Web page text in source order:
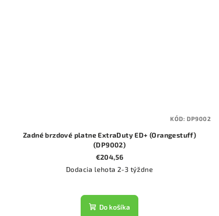
Zadné brzdové platne ExtraDuty ED+ (Orangestuff)
(DP9002)
€204,56
Dodacia lehota 2-3 týždne
Do košíka
KÓD:DP9002